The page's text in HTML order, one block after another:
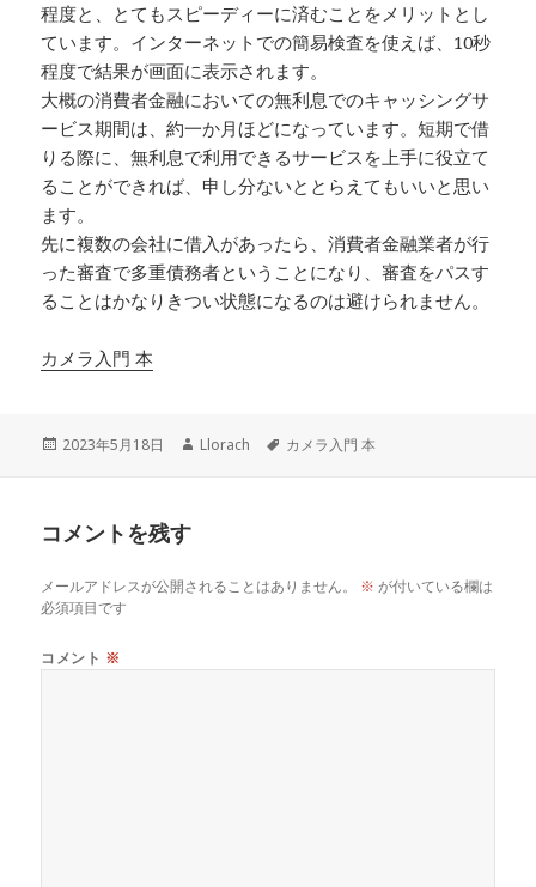
程度と、とてもスピーディーに済むことをメリットとし
ています。インターネットでの簡易検査を使えば、10秒
程度で結果が画面に表示されます。
大概の消費者金融においての無利息でのキャッシングサ
ービス期間は、約一か月ほどになっています。短期で借
りる際に、無利息で利用できるサービスを上手に役立て
ることができれば、申し分ないととらえてもいいと思い
ます。
先に複数の会社に借入があったら、消費者金融業者が行
った審査で多重債務者ということになり、審査をパスす
ることはかなりきつい状態になるのは避けられません。
カメラ入門 本
投
2023年5月18日
作
Llorach
タ
カメラ入門 本
コメントを残す
メールアドレスが公開されることはありません。 ※ が付いている欄は
必須項目です
コメント ※